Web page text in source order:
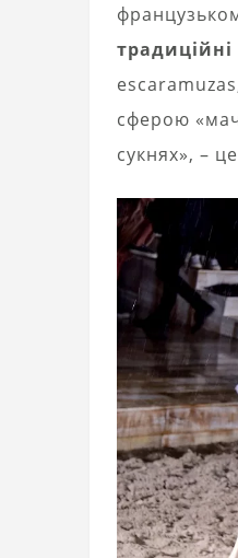
сферою
сукнях», –